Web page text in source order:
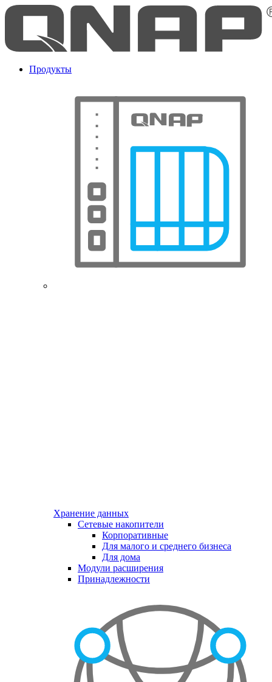
Продукты
Хранение данных
Сетевые накопители
Корпоративные
Для малого и среднего бизнеса
Для дома
Модули расширения
Принадлежности